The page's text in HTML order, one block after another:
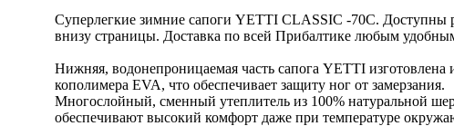
Cуперлегкие зимние сапоги YETTI CLASSIC -70С. Доступны
внизу страницы. Доставка по всей Прибалтике любым
Нижняя, водонепроницаемая часть сапога YETTI изготовлена
кополимера EVA, что обеспечивает защиту ног от замерзания.
Многослойный, сменный утеплитель из 100% натуральной
обеспечивают высокий комфорт даже при температуре